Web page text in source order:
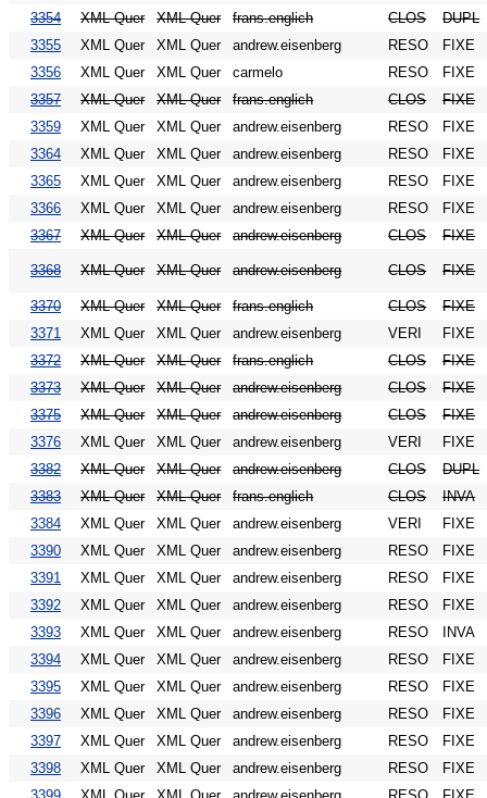
3354
XML Quer XML Quer frans.englich CLOS
DUPL
3355
XML Quer XML Quer andrew.eisenberg RESO
FIXE
3356
XML Quer XML Quer carmelo RESO
FIXE
3357
XML Quer XML Quer frans.englich CLOS
FIXE
3359
XML Quer XML Quer andrew.eisenberg RESO
FIXE
3364
XML Quer XML Quer andrew.eisenberg RESO
FIXE
3365
XML Quer XML Quer andrew.eisenberg RESO
FIXE
3366
XML Quer XML Quer andrew.eisenberg RESO
FIXE
3367
XML Quer XML Quer andrew.eisenberg CLOS FIXE
3368 XML Quer XML Quer andrew.eisenberg CLOS FIXE
3370 XML Quer XML Quer frans.englich CLOS
FIXE
3371
XML Quer XML Quer andrew.eisenberg VERI
FIXE
3372
XML Quer XML Quer frans.englich CLOS
FIXE
3373
XML Quer XML Quer andrew.eisenberg CLOS
FIXE
3375
XML Quer XML Quer andrew.eisenberg CLOS
FIXE
3376
XML Quer XML Quer andrew.eisenberg VERI
FIXE
3382
XML Quer XML Quer andrew.eisenberg CLOS
DUPL
3383
XML Quer XML Quer frans.englich CLOS
INVA
3384
XML Quer XML Quer andrew.eisenberg VERI
FIXE
3390
XML Quer XML Quer andrew.eisenberg RESO
FIXE
3391
XML Quer XML Quer andrew.eisenberg RESO
FIXE
3392
XML Quer XML Quer andrew.eisenberg RESO
FIXE
3393
XML Quer XML Quer andrew.eisenberg RESO
INVA
3394
XML Quer XML Quer andrew.eisenberg RESO
FIXE
3395
XML Quer XML Quer andrew.eisenberg RESO
FIXE
3396
XML Quer XML Quer andrew.eisenberg RESO
FIXE
3397
XML Quer XML Quer andrew.eisenberg RESO
FIXE
3398
XML Quer XML Quer andrew.eisenberg RESO
FIXE